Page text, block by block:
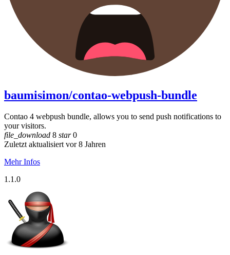
baumisimon/contao-webpush-bundle
Contao 4 webpush bundle, allows you to send push notifications to
your visitors.
file_download 8 star0
Zuletzt aktualisiert vor 8 Jahren
Mehr Infos
1.1.0